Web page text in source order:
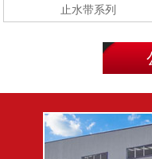
80型)
聚乙烯胶泥
止水带系列